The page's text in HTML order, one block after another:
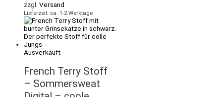
zzgl. Versand
Lieferzeit: ca. 1-2 Werktage
Ausverkauft
French Terry Stoff
– Sommersweat